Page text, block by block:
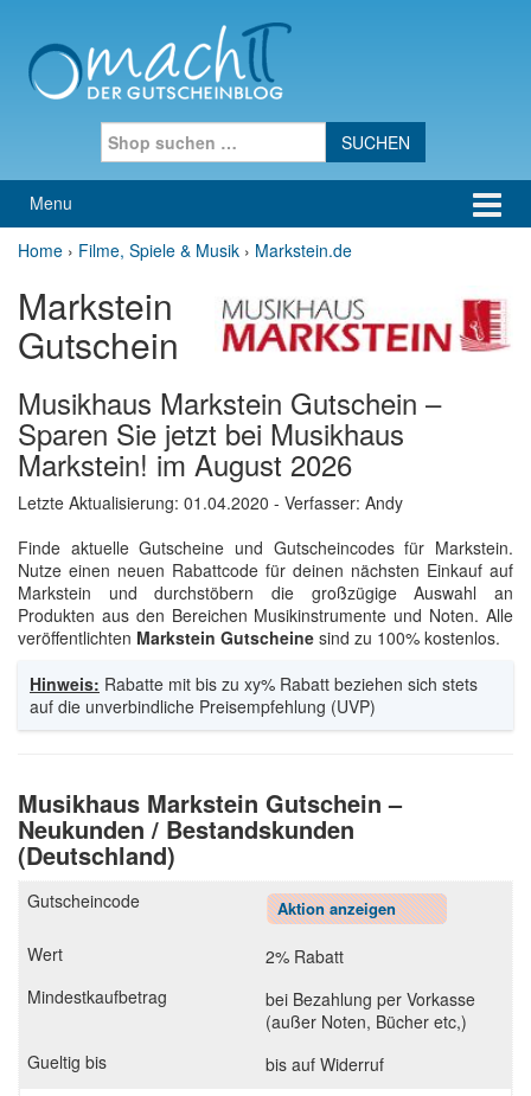
Menu
Home › Filme, Spiele & Musik › Markstein.de
Markstein
Gutschein
Musikhaus Markstein Gutschein –
Sparen Sie jetzt bei Musikhaus
Markstein! im August 2026
Letzte Aktualisierung: 01.04.2020 - Verfasser: Andy
Finde aktuelle Gutscheine und Gutscheincodes für Markstein.
Nutze einen neuen Rabattcode für deinen nächsten Einkauf auf
Markstein und durchstöbern die großzügige Auswahl an
Produkten aus den Bereichen Musikinstrumente und Noten. Alle
veröffentlichten Markstein Gutscheine sind zu 100% kostenlos.
Hinweis: Rabatte mit bis zu xy% Rabatt beziehen sich stets
auf die unverbindliche Preisempfehlung (UVP)
Musikhaus Markstein Gutschein –
Neukunden / Bestandskunden
(Deutschland)
Aktion anzeigen
2% Rabatt
bei Bezahlung per Vorkasse
(außer Noten, Bücher etc,)
bis auf Widerruf